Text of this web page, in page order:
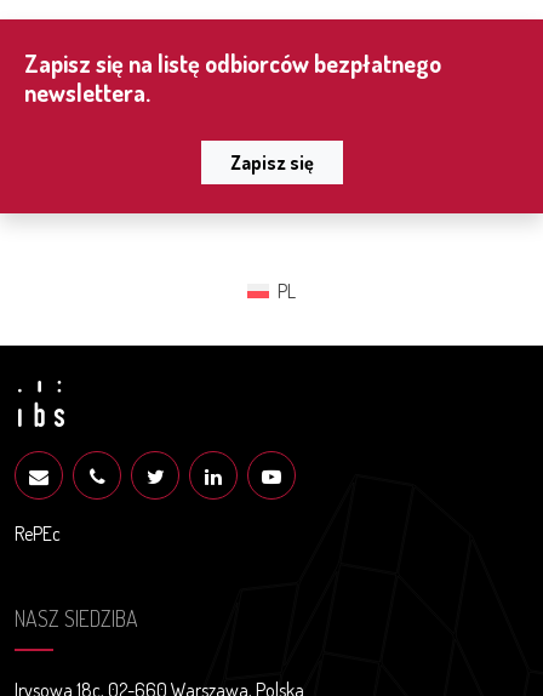
Zapisz się na listę odbiorców bezpłatnego
newslettera.
Zapisz się
PL
RePEc
NASZ SIEDZIBA
Irysowa 18c, 02-660 Warszawa, Polska